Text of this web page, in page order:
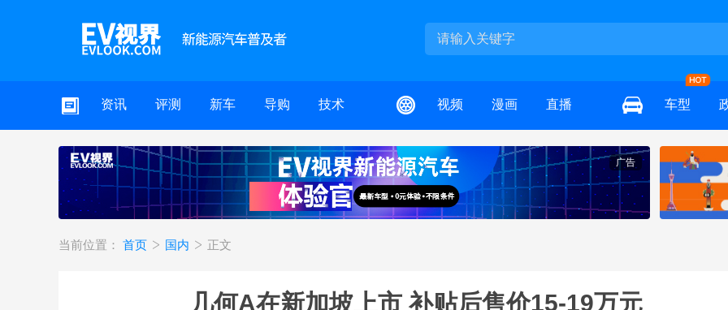
资讯 评测 新车 导购 技术 视频 漫画 直播 车型
广告
当前位置： 首页 国内 正文
几何A在新加坡上市 补贴后售价15-19万元